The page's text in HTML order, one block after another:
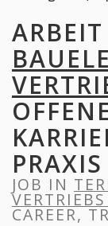
PRAXIS
JOB IN
CAREER,